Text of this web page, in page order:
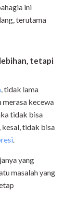
ini
terutama
tetapi
, tidak lama
merasa kecewa
tidak bisa
kesal, tidak bisa
.
yang
masalah yang